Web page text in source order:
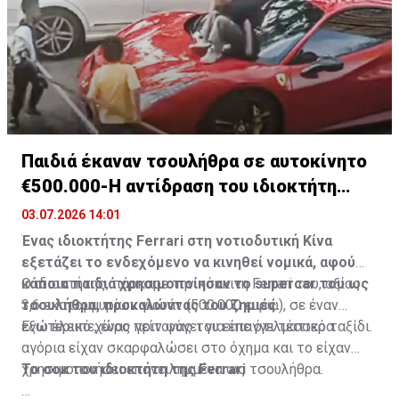
και οριακό σήμα πίσω από τα προβλήματα σε δέκτες
Πηγή: ΚΥΠΕ
Παιδιά έκαναν τσουλήθρα σε αυτοκίνητο
€500.000-H αντίδραση του ιδιοκτήτη
(vid)
03.07.2026 14:01
Ένας ιδιοκτήτης Ferrari στη νοτιοδυτική Κίνα
εξετάζει το ενδεχόμενο να κινηθεί νομικά, αφού
κάποια παιδιά χρησιμοποίησαν το supercar του ως
τσουλήθρα, προκαλώντας του ζημιές.
Ο ιδιοκτήτης, πάρκαρε την κόκκινη Ferrari του, αξίας
3,6 εκατομμυρίων γιουάν (500.000 ευρώ), σε έναν
εξωτερικό χώρο πριν φύγει για επαγγελματικό ταξίδι.
Ενώ έλειπε, ένας γείτονας του είπε ότι τέσσερα
αγόρια είχαν σκαρφαλώσει στο όχημα και το είχαν
χρησιμοποιήσει επανειλημμένα ως τσουλήθρα.
Το σοκ του ιδιοκτήτη της Ferrari